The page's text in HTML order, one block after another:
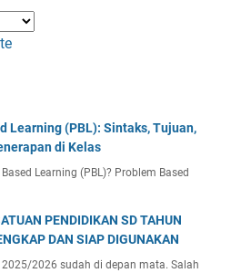
Learning (PBL): Sintaks, Tujuan,
di Kelas
Learning (PBL)? Problem Based
PENDIDIKAN SD TAHUN
DAN SIAP DIGUNAKAN
2026 sudah di depan mata. Salah